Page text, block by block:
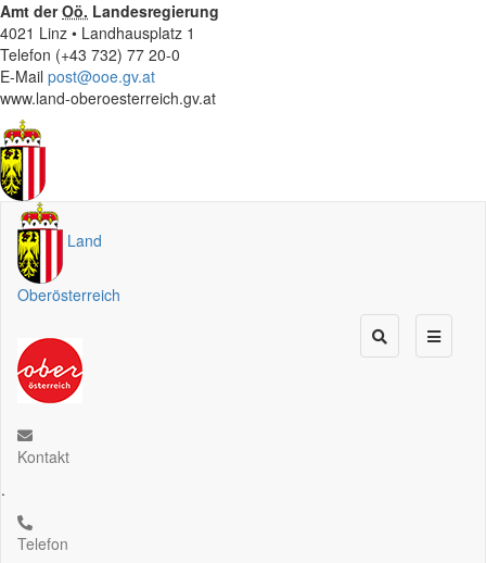
Amt derOö. Landesregierung
4021 Linz • Landhausplatz 1
Telefon (+43 732) 77 20-0
E-Mail post@ooe.gv.at
www.land-oberoesterreich.gv.at
Land
Oberösterreich
Kontakt
.
Telefon